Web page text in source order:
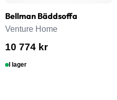
Bellman Bäddsoffa
Venture Home
10 774 kr
I lager